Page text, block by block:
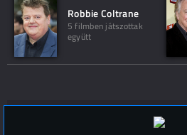
Robbie Coltrane
5 filmben játszottak
együtt
Hozzászólások (